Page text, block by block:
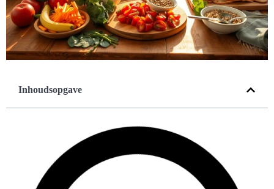
Inhoudsopgave